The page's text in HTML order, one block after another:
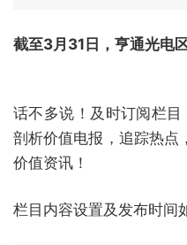
截至3月31日，亨通光电
话不多说！及时订阅栏目
剖析价值电报，追踪热点
价值资讯！
栏目内容设置及发布时间